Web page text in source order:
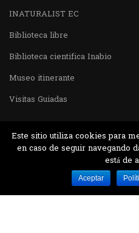
INATURALIST EC
Biblioteca libre
Biblioteca cientifica Inabio
Museo itinerante
Visitas Guiadas
Desarrollado por MJTEC.
Este sitio utiliza cookies para
en caso de seguir navegando
está de
Aceptar